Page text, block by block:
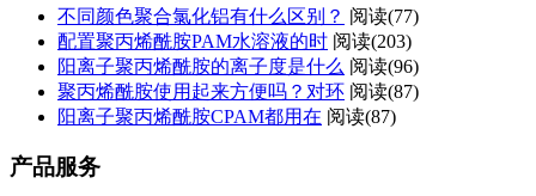
不同颜色聚合氯化铝有什么区别？ 阅读(77)
配置聚丙烯酰胺PAM水溶液的时 阅读(203)
阳离子聚丙烯酰胺的离子度是什么 阅读(96)
聚丙烯酰胺使用起来方便吗？对环 阅读(87)
阳离子聚丙烯酰胺CPAM都用在 阅读(87)
产品服务